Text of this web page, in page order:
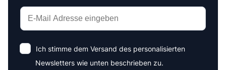
Ich stimme dem Versand des personalisierten
Newsletters wie unten beschrieben zu.